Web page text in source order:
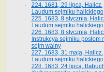
224. 1681, 29 lipca, Halicz.
Laudum sejmiku halickiego
225. 1683, 8 stycznia,
Laudum sejmiku halickiego
226. 1683, 8 stycznia,
Instrukcya sejmiku posłom
sejm walny
227. 1683, 31 maja, Halicz.
Laudum sejmiku halickiego
228. 1683, 24 lipca,